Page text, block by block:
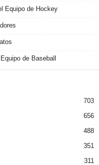
Equipo de Hockey
de Baseball
703
656
488
351
311